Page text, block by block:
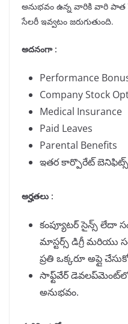
అనుభవం ఉన్న వారికి వారి పాత
సేలరీ ఇవ్వటం జరుగుతుంది.
అదనంగా :
Performance
Company Stock
Medical Insurance
Paid Leaves
Parental Benefits
ఇతర కార్పొరేట్
అర్హతలు :
కంప్యూటర్ సైన్స్ లేదా
మాస్టర్స్ డిగ్రీ మరియు
ప్రతి ఒక్కరూ అప్లై
సాఫ్ట్‌వేర్
అనుభవం.